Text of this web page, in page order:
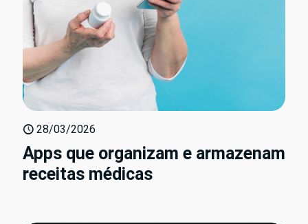
28/03/2026
Apps que organizam e armazenam
receitas médicas